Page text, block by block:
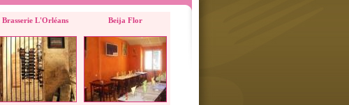
Brasserie L'Orléans Beija Flor